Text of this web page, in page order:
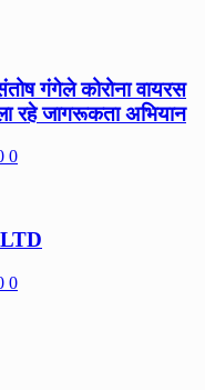
गंगेले कोरोना वायरस
रहे जागरूकता अभियान
0
0